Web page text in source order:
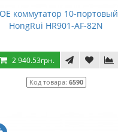
коммутатор 10-портовый
HongRui HR901-AF-82N
2 940.53грн.
Код товара: 6590